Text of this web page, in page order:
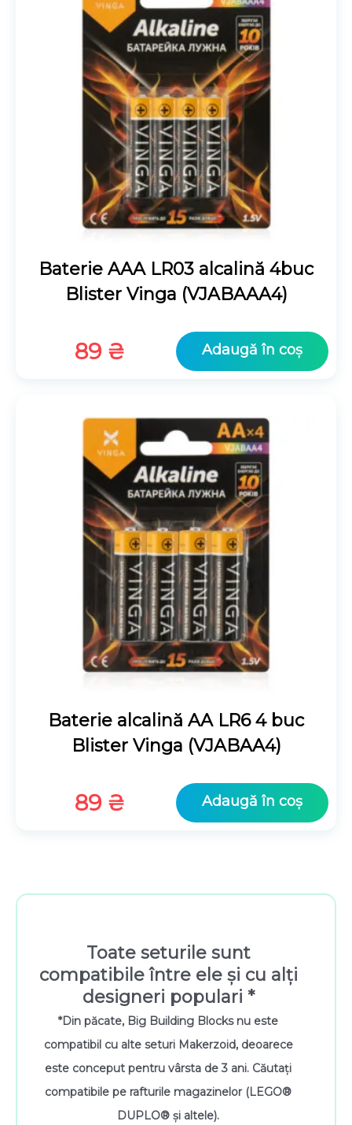
Baterie AAA LR03 alcalină 4buc
Blister Vinga (VJABAAA4)
89 ₴ Adaugă în coș
Baterie alcalină AA LR6 4 buc
Blister Vinga (VJABAA4)
89 ₴ Adaugă în coș
Toate seturile sunt
compatibile între ele și cu alți
designeri populari *
*Din păcate, Big Building Blocks nu este
compatibil cu alte seturi Makerzoid, deoarece
este conceput pentru vârsta de 3 ani. Căutați
compatibile pe rafturile magazinelor (LEGO®
DUPLO® și altele).